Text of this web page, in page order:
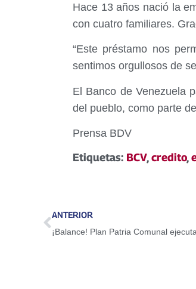
Hace 13 años nació la
con cuatro familiares.
“Este préstamo nos
sentimos orgullosos de
El Banco de Venezuela
del pueblo, como parte
Prensa BDV
Etiquetas: BCV,credito,
ANTERIOR
¡Balance! Plan Patria Comunal